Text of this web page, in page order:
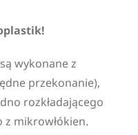
!
wykonane z
przekonanie),
rozkładającego
mikrowłókien.